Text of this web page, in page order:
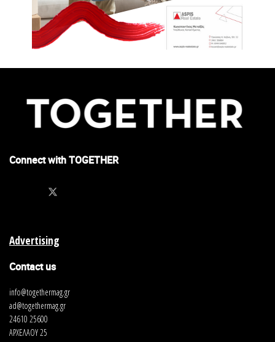
Connect with TOGETHER
Advertising
Contact us
info@togethermag.gr
ad@togethermag.gr
24610 25600
ΑΡΧΕΛΑΟΥ 25